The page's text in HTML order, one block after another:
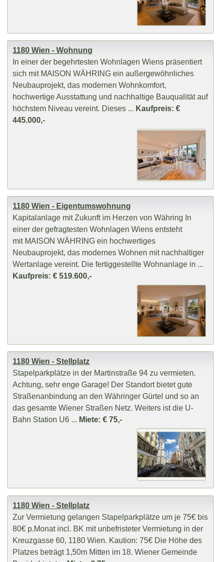
1180 Wien - Wohnung
In einer der begehrtesten Wohnlagen Wiens präsentiert
sich mit MAISON WÄHRING ein außergewöhnliches
Neubauprojekt, das modernen Wohnkomfort,
hochwertige Ausstattung und nachhaltige Bauqualität auf
höchstem Niveau vereint. Dieses ... Kaufpreis: €
445.000,-
1180 Wien - Eigentumswohnung
Kapitalanlage mit Zukunft im Herzen von Währing In
einer der gefragtesten Wohnlagen Wiens entsteht
mit MAISON WÄHRING ein hochwertiges
Neubauprojekt, das modernes Wohnen mit nachhaltiger
Wertanlage vereint. Die fertiggestellte Wohnanlage in ...
Kaufpreis: € 519.600,-
1180 Wien - Stellplatz
Stapelparkplätze in der Martinstraße 94 zu vermieten.
Achtung, sehr enge Garage! Der Standort bietet gute
Straßenanbindung an den Währinger Gürtel und so an
das gesamte Wiener Straßen Netz. Weiters ist die U-
Bahn Station U6 ... Miete: € 75,-
1180 Wien - Stellplatz
Zur Vermietung gelangen Stapelparkplätze um je 75€ bis
80€ p.Monat incl. BK mit unbefristeter Vermietung in der
Kreuzgasse 60, 1180 Wien. Kaution: 75€ Die Höhe des
Platzes beträgt 1,50m Mitten im 18. Wiener Gemeinde